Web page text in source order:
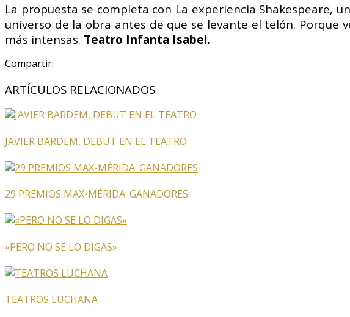
La propuesta se completa con La experiencia Shakespeare,
universo de la obra antes de que se levante el telón. Porque
más intensas. Teatro Infanta Isabel.
Compartir:
ARTÍCULOS RELACIONADOS
JAVIER BARDEM, DEBUT EN EL TEATRO
29 PREMIOS MAX-MÉRIDA: GANADORES
«PERO NO SE LO DIGAS»
TEATROS LUCHANA